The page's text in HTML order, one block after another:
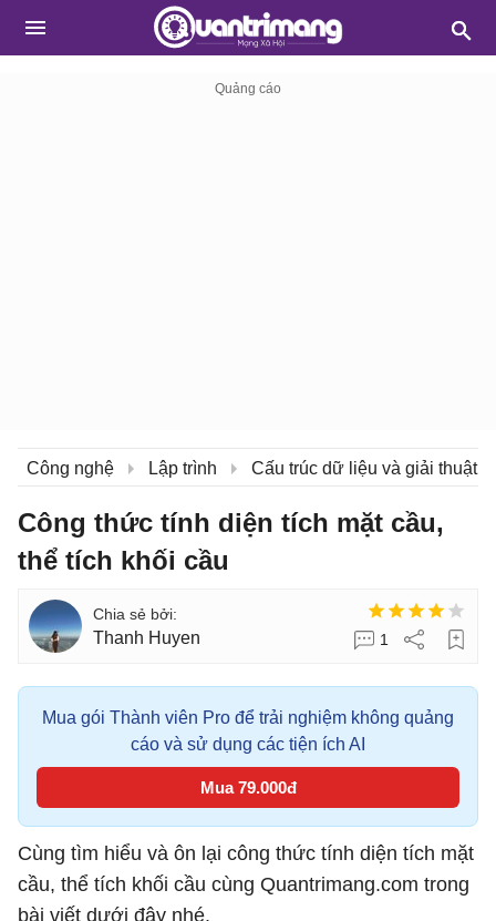
Công nghệ Lập trình Cấu trúc dữ liệu và giải thuật
Công thức tính diện tích mặt cầu,
thể tích khối cầu
Thanh Huyen 1
Mua gói Thành viên Pro để trải nghiệm không quảng
cáo và sử dụng các tiện ích AI
Mua 79.000đ
Cùng tìm hiểu và ôn lại công thức tính diện tích mặt
cầu, thể tích khối cầu cùng Quantrimang.com trong
bài viết dưới đây nhé.